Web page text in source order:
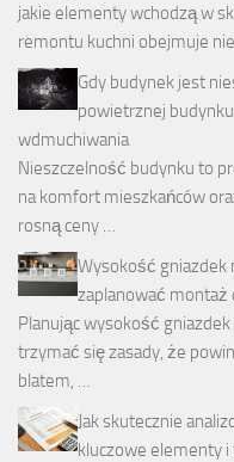
jakie elementy wchodzą w
remontu kuchni obejmuje
Gdy budynek jest
powietrznej
wdmuchiwania
Nieszczelność budynku to
na komfort mieszkańców
rosną ceny …
Wysokość gniazdek
zaplanować montaż
Planując wysokość
trzymać się zasady, że
blatem, …
Jak skutecznie
kluczowe elementy i